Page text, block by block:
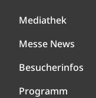
Mediathek
Messe News
Besucherinfos
Programm